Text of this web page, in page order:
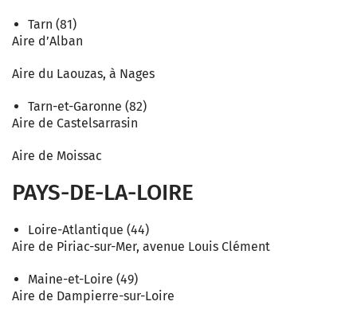
Tarn (81)
Aire d’Alban
Aire du Laouzas, à Nages
Tarn-et-Garonne (82)
Aire de Castelsarrasin
Aire de Moissac
PAYS-DE-LA-LOIRE
Loire-Atlantique (44)
Aire de Piriac-sur-Mer, avenue Louis Clément
Maine-et-Loire (49)
Aire de Dampierre-sur-Loire